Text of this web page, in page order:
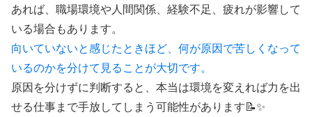
あれば、職場環境や人間関係、経験不足、疲れが影響して
いる場合もあります。
向いていないと感じたときほど、何が原因で苦しくなって
いるのかを分けて見ることが大切です。
原因を分けずに判断すると、本当は環境を変えれば力を出
せる仕事まで手放してしまう可能性があります📝✨